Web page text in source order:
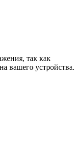
так как
вашего устройства.